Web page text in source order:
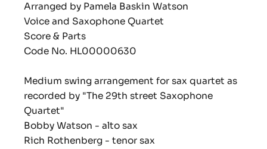
Arranged by Pamela Baskin Watson
Voice and Saxophone Quartet
Score & Parts
Code No. HL00000630
Medium swing arrangement for sax quartet as
recorded by "The 29th street Saxophone
Quartet"
Bobby Watson - alto sax
Rich Rothenberg - tenor sax